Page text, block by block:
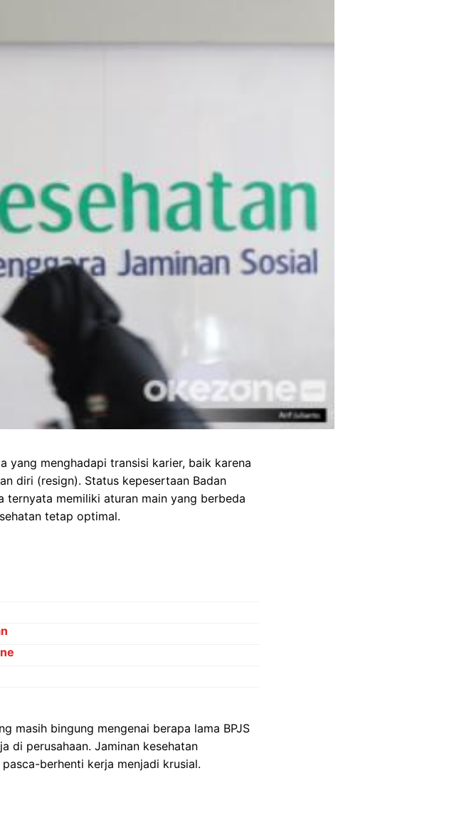
yang menghadapi transisi karier, baik karena
diri (resign). Status kepesertaan Badan
ternyata memiliki aturan main yang berbeda
tetap optimal.
masih bingung mengenai berapa lama BPJS
di perusahaan. Jaminan kesehatan
berhenti kerja menjadi krusial.